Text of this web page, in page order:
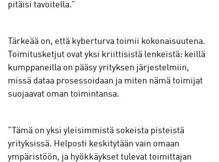
pitäisi tavoitella.”
Tärkeää on, että kyberturva toimii kokonaisuutena.
Toimitusketjut ovat yksi kriittisistä lenkeistä: keillä
kumppaneilla on pääsy yrityksen järjestelmiin,
missä dataa prosessoidaan ja miten nämä toimijat
suojaavat oman toimintansa.
”Tämä on yksi yleisimmistä sokeista pisteistä
yrityksissä. Helposti keskitytään vain omaan
ympäristöön, ja hyökkäykset tulevat toimittajan